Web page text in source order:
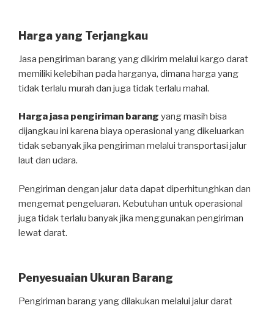
Harga yang Terjangkau
Jasa pengiriman barang yang dikirim melalui kargo darat
memiliki kelebihan pada harganya, dimana harga yang
tidak terlalu murah dan juga tidak terlalu mahal.
Harga jasa pengiriman barang yang masih bisa
dijangkau ini karena biaya operasional yang dikeluarkan
tidak sebanyak jika pengiriman melalui transportasi jalur
laut dan udara.
Pengiriman dengan jalur data dapat diperhitunghkan dan
mengemat pengeluaran. Kebutuhan untuk operasional
juga tidak terlalu banyak jika menggunakan pengiriman
lewat darat.
Penyesuaian Ukuran Barang
Pengiriman barang yang dilakukan melalui jalur darat